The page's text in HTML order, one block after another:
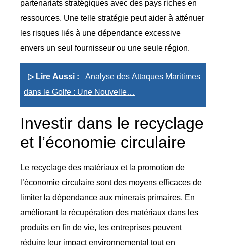
partenariats stratégiques avec des pays riches en
ressources. Une telle stratégie peut aider à atténuer
les risques liés à une dépendance excessive
envers un seul fournisseur ou une seule région.
▷ Lire Aussi :
Analyse des Attaques Maritimes
dans le Golfe : Une Nouvelle…
Investir dans le recyclage
et l’économie circulaire
Le recyclage des matériaux et la promotion de
l’économie circulaire sont des moyens efficaces de
limiter la dépendance aux minerais primaires. En
améliorant la récupération des matériaux dans les
produits en fin de vie, les entreprises peuvent
réduire leur impact environnemental tout en